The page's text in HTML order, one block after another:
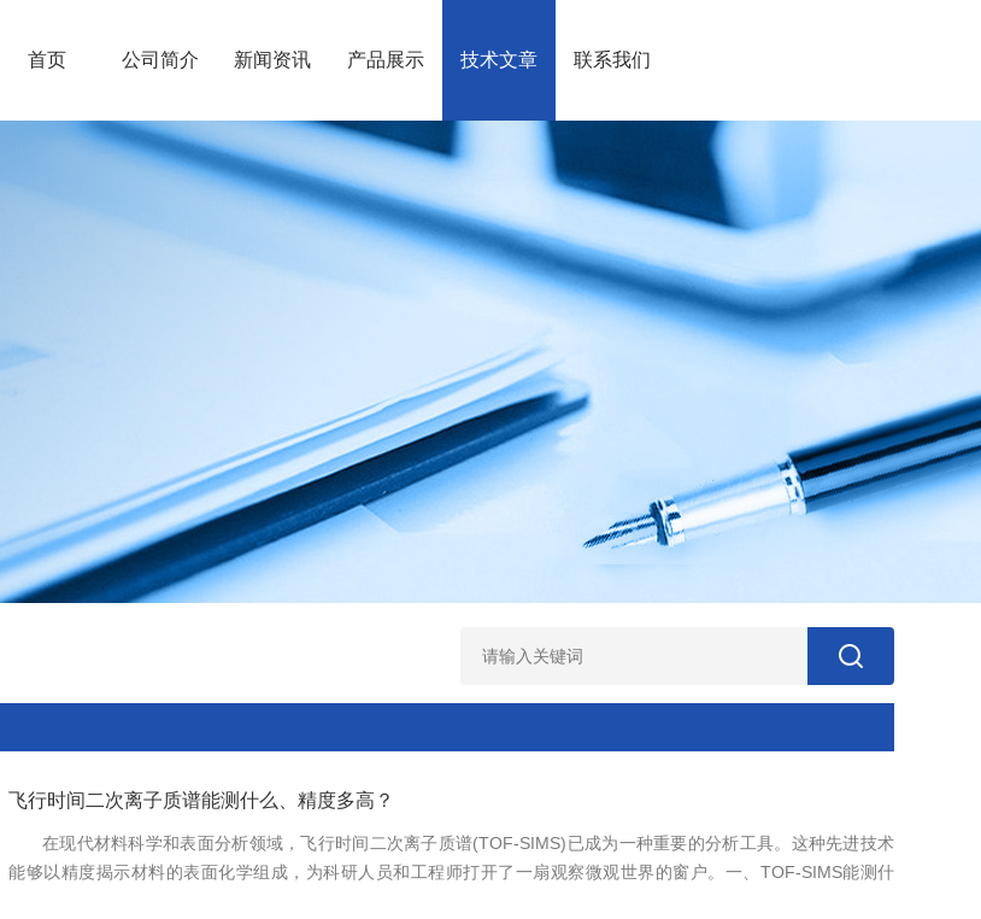
首页 公司简介 新闻资讯 产品展示 技术文章 联系我们
飞行时间二次离子质谱能测什么、精度多高？
在现代材料科学和表面分析领域，飞行时间二次离子质谱(TOF-SIMS)已成为一种重要的分析工具。这种先进技术
能够以精度揭示材料的表面化学组成，为科研人员和工程师打开了一扇观察微观世界的窗户。一、TOF-SIMS能测什